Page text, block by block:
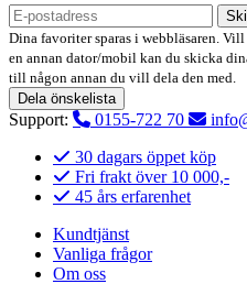
Dina favoriter sparas i webbläsaren.
en annan dator/mobil kan du skicka
till någon annan du vill dela den med.
Dela önskelista
Support: 0155-722 70
30 dagars öppet köp
Fri frakt över 10 000,-
45 års erfarenhet
Kundtjänst
Vanliga frågor
Om oss